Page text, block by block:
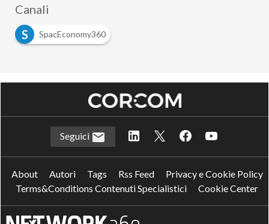
Canali
S
SpacEconomy360
Seguici
About Autori Tags Rss Feed
Privacy e Cookie Policy
Terms&Conditions Contenuti Specialistici
Cookie Center